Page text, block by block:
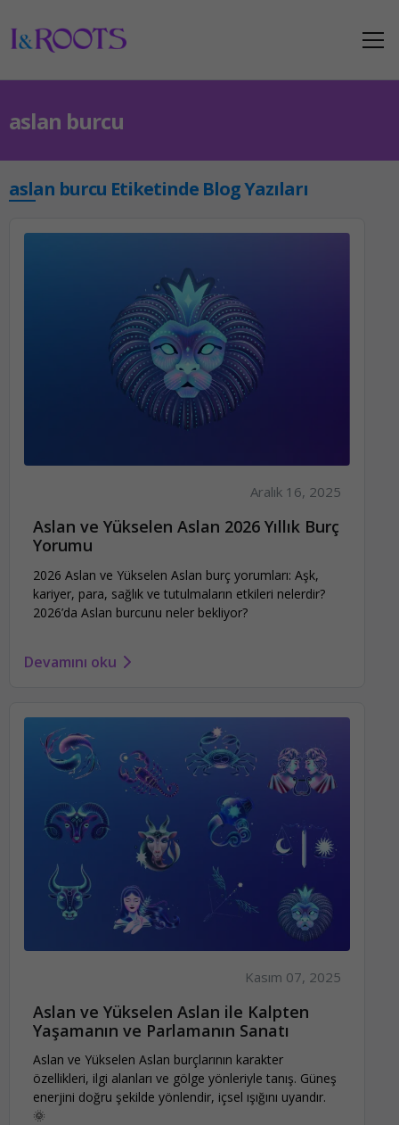
aslan burcu
aslan burcu Etiketinde Blog Yazıları
Aralık 16, 2025
Aslan ve Yükselen Aslan 2026 Yıllık Burç
Yorumu
2026 Aslan ve Yükselen Aslan burç yorumları: Aşk,
kariyer, para, sağlık ve tutulmaların etkileri nelerdir?
2026’da Aslan burcunu neler bekliyor?
Devamını oku
Kasım 07, 2025
Aslan ve Yükselen Aslan ile Kalpten
Yaşamanın ve Parlamanın Sanatı
Aslan ve Yükselen Aslan burçlarının karakter
özellikleri, ilgi alanları ve gölge yönleriyle tanış. Güneş
enerjini doğru şekilde yönlendir, içsel ışığını uyandır.
🌞